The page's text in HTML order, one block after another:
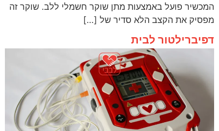
המכשיר פועל באמצעות מתן שוקר חשמלי ללב. שוקר זה
מפסיק את הקצב הלא סדיר של […]
דפיברילטור לבית